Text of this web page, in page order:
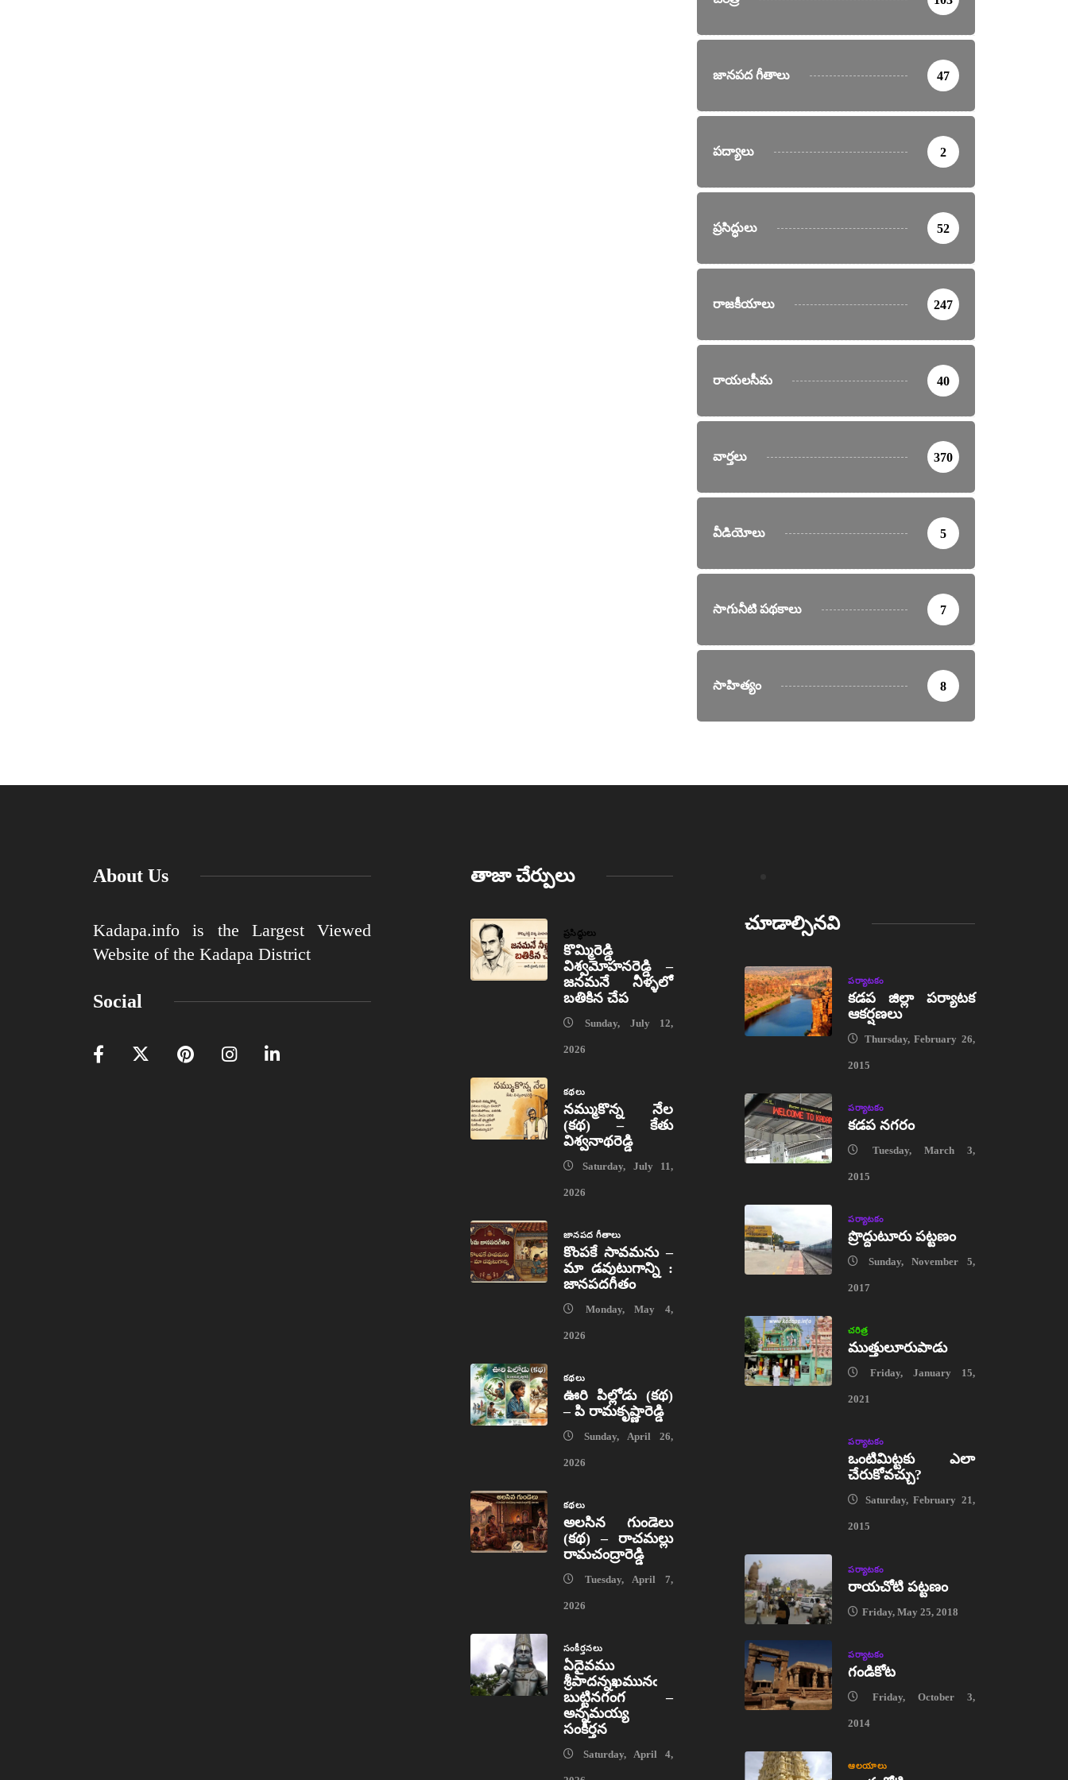
జానపద గీతాలు 47
పద్యాలు 2
ప్రసిద్ధులు 52
రాజకీయాలు 247
రాయలసీమ 40
వార్తలు 370
వీడియోలు 5
సాగునీటి పథకాలు 7
సాహిత్యం 8
About Us
Kadapa.info is the Largest Viewed
Website of the Kadapa District
Social
తాజా చేర్పులు
ప్రసిద్ధులు
కొమ్మిరెడ్డి
విశ్వమోహనరెడ్డి –
జనమనే నీళ్ళలో
బతికిన చేప
Sunday, July 12,
2026
కథలు
నమ్ముకొన్న నేల
(కథ) – కేతు
విశ్వనాథరెడ్డి
Saturday, July 11,
2026
జానపద గీతాలు
కొంపకే సావమను –
మా డవుటుగాన్ని :
జానపదగీతం
Monday, May 4,
2026
కథలు
ఊరి పిల్లోడు (కథ)
– పి రామకృష్ణారెడ్డి
Sunday, April 26,
2026
కథలు
అలసిన గుండెలు
(కథ) – రాచమల్లు
రామచంద్రారెడ్డి
Tuesday, April 7,
2026
సంకీర్తనలు
ఏదైవము
శ్రీపాదన్నఖమునఁ
బుట్టినగంగ –
అన్నమయ్య
సంకీర్తన
Saturday, April 4,
చూడాల్సినవి
పర్యాటకం
కడప జిల్లా పర్యాటక
ఆకర్షణలు
Thursday, February 26,
2015
పర్యాటకం
కడప నగరం
Tuesday, March 3,
2015
పర్యాటకం
ప్రొద్దుటూరు పట్టణం
Sunday, November 5,
2017
చరిత్ర
ముత్తులూరుపాడు
Friday, January 15,
2021
పర్యాటకం
ఒంటిమిట్టకు ఎలా
చేరుకోవచ్చు?
Saturday, February 21,
2015
పర్యాటకం
రాయచోటి పట్టణం
Friday, May 25, 2018
పర్యాటకం
గండికోట
Friday, October 3,
2014
ఆలయాలు